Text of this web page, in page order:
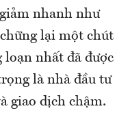
nhanh như
lại một chút
loạn nhất đã được
là nhà đầu tư
giao dịch chậm.